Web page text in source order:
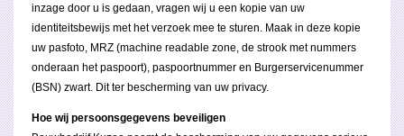
inzage door u is gedaan, vragen wij u een kopie van uw
identiteitsbewijs met het verzoek mee te sturen. Maak in deze kopie
uw pasfoto, MRZ (machine readable zone, de strook met nummers
onderaan het paspoort), paspoortnummer en Burgerservicenummer
(BSN) zwart. Dit ter bescherming van uw privacy.
Hoe wij persoonsgegevens beveiligen